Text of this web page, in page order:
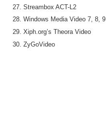
Streambox ACT-L2
Windows Media Video 7, 8, 9
Xiph.org’s Theora Video
ZyGoVideo